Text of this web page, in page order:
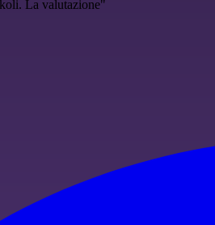
La valutazione"